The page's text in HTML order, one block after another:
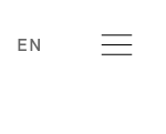
EN